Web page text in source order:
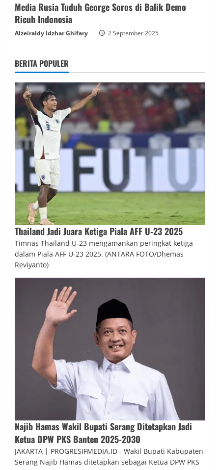
Media Rusia Tuduh George Soros di Balik Demo
Ricuh Indonesia
Alzeiraldy Idzhar Ghifary 2 September 2025
BERITA POPULER
Thailand Jadi Juara Ketiga Piala AFF U‑23 2025
Timnas Thailand U-23 mengamankan peringkat ketiga
dalam Piala AFF U-23 2025. (ANTARA FOTO/Dhemas
Reviyanto)
Najib Hamas Wakil Bupati Serang Ditetapkan Jadi
Ketua DPW PKS Banten 2025-2030
JAKARTA | PROGRESIFMEDIA.ID - Wakil Bupati Kabupaten
Serang Najib Hamas ditetapkan sebagai Ketua DPW PKS